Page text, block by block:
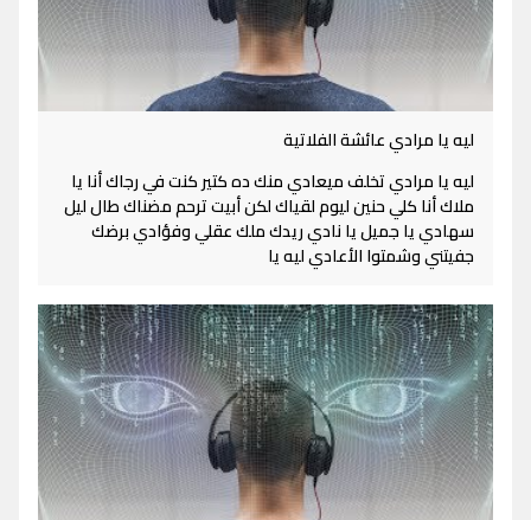
ليه يا مرادي عائشة الفلاتية
ليه يا مرادي تخلف ميعادي منك ده كتير كنت في رجاك أنا يا
ملاك أنا كلي حنين ليوم لقياك لكن أبيت ترحم مضناك طال ليل
سهادي يا جميل يا نادي ريدك ملك عقلي وفؤادي برضك
جفيتني وشمتوا الأعادي ليه يا